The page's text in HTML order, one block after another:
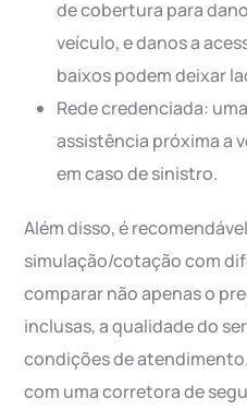
de cobertura para
veículo, e danos a
baixos podem deixar
Rede credenciada:
assistência próxima a
em caso de sinistro.
Além disso, é
simulação/cotação com
comparar não apenas o
inclusas, a qualidade do
condições de
com uma corretora de